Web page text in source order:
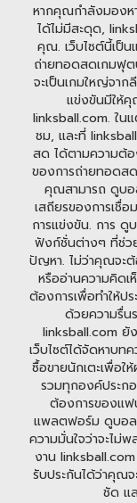
หากคุณกำลังมองห
ได้ไม่มีสะดุด,
คุณ. เว็บไซต์นี้เป็
ถ่ายทอดสดเกมฟุต
จะเป็นเกมใหญ่จาก
แข่งขันมีให้
linksball.com. ใน
ชม, และที่
สด ได้ตามความต้
ของการถ่ายทอดส
คุณสามารถ ดูบอ
เสถียรของการเชื่
การแข่งขัน. การ
ฟังก์ชั่นต่างๆ ที่ช่ว
ปัญหา. ไม่ว่าคุณจะ
หรืออ่านความคิด
ต้องการเพื่อทำให้
ด้วยความรื่
linksball.com ยั
เว็บไซต์ได้จัดหาบท
ซื้อขายนักเตะเพื่อใ
รวมทุกองค์ประก
ต้องการของแฟ
แพลตฟอร์ม ดูบอล
ความมั่นใจว่าจะไม่
งาน
รับประกันได้ว่าคุณ
ชัด แ